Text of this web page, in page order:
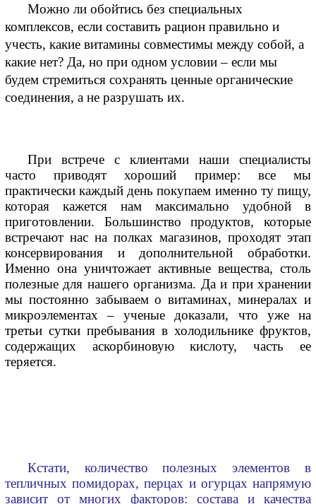
Можно ли обойтись без специальных
комплексов, если составить рацион правильно и
учесть, какие витамины совместимы между собой, а
какие нет? Да, но при одном условии – если мы
будем стремиться сохранять ценные органические
соединения, а не разрушать их.
При встрече с клиентами наши специалисты
часто приводят хороший пример: все мы
практически каждый день покупаем именно ту пищу,
которая кажется нам максимально удобной в
приготовлении. Большинство продуктов, которые
встречают нас на полках магазинов, проходят этап
консервирования и дополнительной обработки.
Именно она уничтожает активные вещества, столь
полезные для нашего организма. Да и при хранении
мы постоянно забываем о витаминах, минералах и
микроэлементах – ученые доказали, что уже на
третьи сутки пребывания в холодильнике фруктов,
содержащих аскорбиновую кислоту, часть ее
теряется.
Кстати, количество полезных элементов в
тепличных помидорах, перцах и огурцах напрямую
зависит от многих факторов: состава и качества